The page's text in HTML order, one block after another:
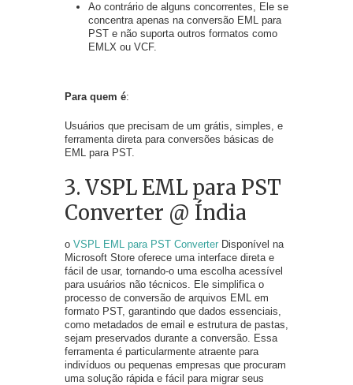
Ao contrário de alguns concorrentes, Ele se
concentra apenas na conversão EML para
PST e não suporta outros formatos como
EMLX ou VCF.
Para quem é:
Usuários que precisam de um grátis, simples, e
ferramenta direta para conversões básicas de
EML para PST.
3. VSPL EML para PST
Converter @ Índia
o VSPL EML para PST ConverterDisponível na
Microsoft Store oferece uma interface direta e
fácil de usar, tornando-o uma escolha acessível
para usuários não técnicos. Ele simplifica o
processo de conversão de arquivos EML em
formato PST, garantindo que dados essenciais,
como metadados de email e estrutura de pastas,
sejam preservados durante a conversão. Essa
ferramenta é particularmente atraente para
indivíduos ou pequenas empresas que procuram
uma solução rápida e fácil para migrar seus